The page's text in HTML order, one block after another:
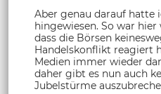
Aber genau darauf hatte
hingewiesen. So war
dass die Börsen
Handelskonflikt reagiert
Medien immer wieder
daher gibt es nun auch
Jubelstürme